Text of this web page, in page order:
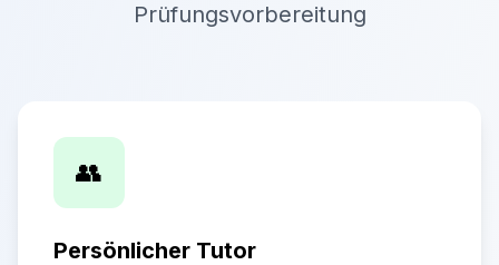
Prüfungsvorbereitung
👥
Persönlicher Tutor